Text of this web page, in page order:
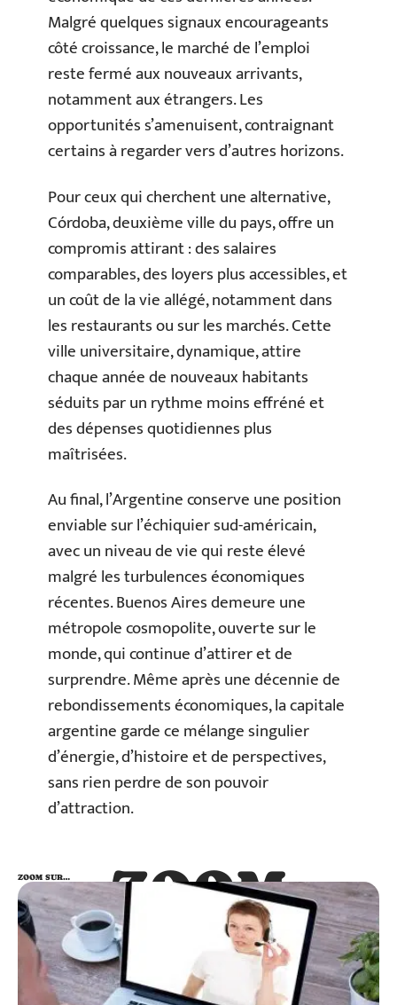
Malgré quelques signaux encourageants
côté croissance, le marché de l’emploi
reste fermé aux nouveaux arrivants,
notamment aux étrangers. Les
opportunités s’amenuisent, contraignant
certains à regarder vers d’autres horizons.
Pour ceux qui cherchent une alternative,
Córdoba, deuxième ville du pays, offre un
compromis attirant : des salaires
comparables, des loyers plus accessibles, et
un coût de la vie allégé, notamment dans
les restaurants ou sur les marchés. Cette
ville universitaire, dynamique, attire
chaque année de nouveaux habitants
séduits par un rythme moins effréné et
des dépenses quotidiennes plus
maîtrisées.
Au final, l’Argentine conserve une position
enviable sur l’échiquier sud-américain,
avec un niveau de vie qui reste élevé
malgré les turbulences économiques
récentes. Buenos Aires demeure une
métropole cosmopolite, ouverte sur le
monde, qui continue d’attirer et de
surprendre. Même après une décennie de
rebondissements économiques, la capitale
argentine garde ce mélange singulier
d’énergie, d’histoire et de perspectives,
sans rien perdre de son pouvoir
d’attraction.
ZOOM
SUR…
ZOOM SUR…